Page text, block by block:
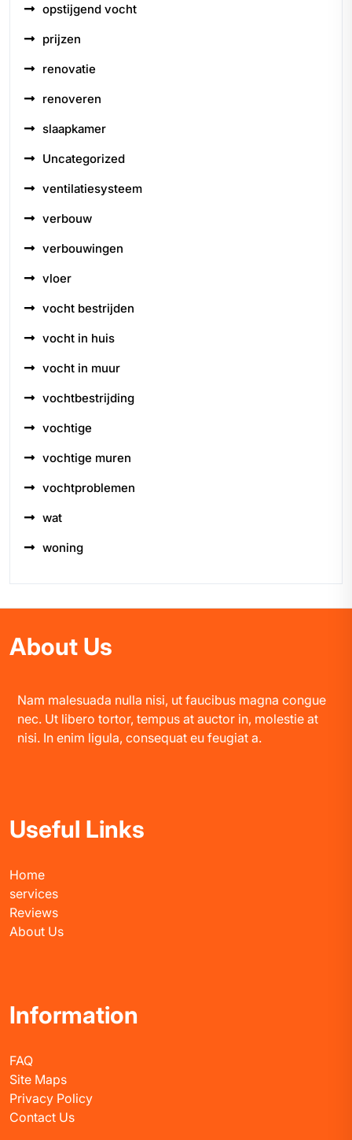
opstijgend vocht
prijzen
renovatie
renoveren
slaapkamer
Uncategorized
ventilatiesysteem
verbouw
verbouwingen
vloer
vocht bestrijden
vocht in huis
vocht in muur
vochtbestrijding
vochtige
vochtige muren
vochtproblemen
wat
woning
About Us
Nam malesuada nulla nisi, ut faucibus magna congue
nec. Ut libero tortor, tempus at auctor in, molestie at
nisi. In enim ligula, consequat eu feugiat a.
Useful Links
Home
services
Reviews
About Us
Information
FAQ
Site Maps
Privacy Policy
Contact Us